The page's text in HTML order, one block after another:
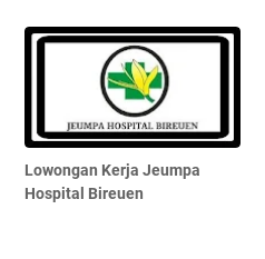
Lowongan Kerja Jeumpa
Hospital Bireuen